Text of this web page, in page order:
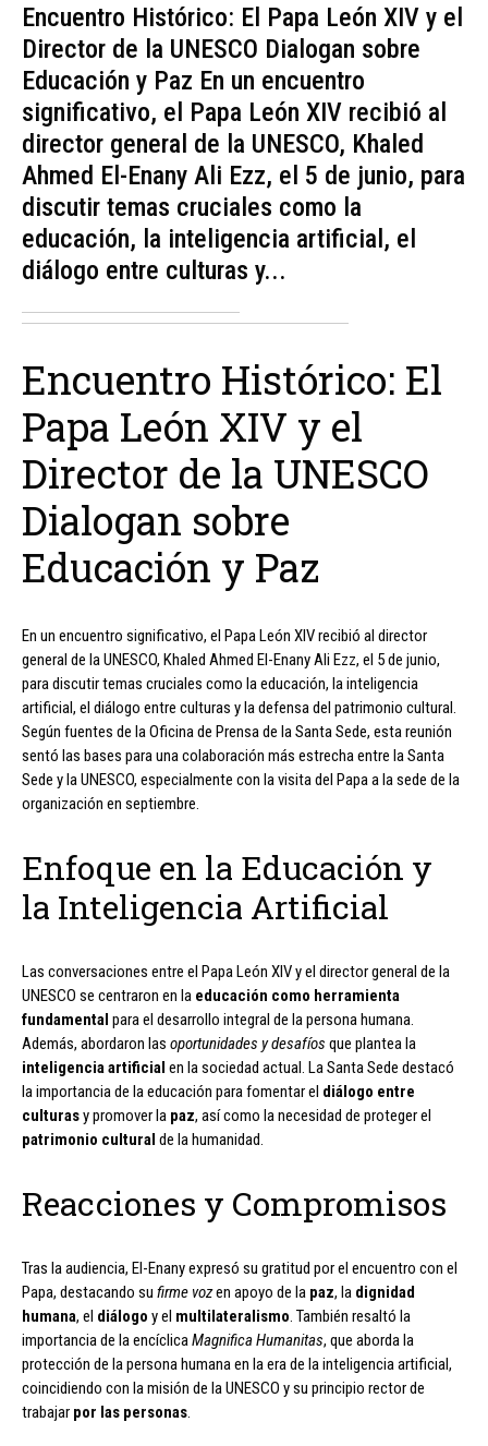
Encuentro Histórico: El Papa León XIV y el
Director de la UNESCO Dialogan sobre
Educación y Paz En un encuentro
significativo, el Papa León XIV recibió al
director general de la UNESCO, Khaled
Ahmed El-Enany Ali Ezz, el 5 de junio, para
discutir temas cruciales como la
educación, la inteligencia artificial, el
diálogo entre culturas y...
Encuentro Histórico: El
Papa León XIV y el
Director de la UNESCO
Dialogan sobre
Educación y Paz
En un encuentro significativo, el Papa León XIV recibió al director
general de la UNESCO, Khaled Ahmed El-Enany Ali Ezz, el 5 de junio,
para discutir temas cruciales como la educación, la inteligencia
artificial, el diálogo entre culturas y la defensa del patrimonio cultural.
Según fuentes de la Oficina de Prensa de la Santa Sede, esta reunión
sentó las bases para una colaboración más estrecha entre la Santa
Sede y la UNESCO, especialmente con la visita del Papa a la sede de la
organización en septiembre.
Enfoque en la Educación y
la Inteligencia Artificial
Las conversaciones entre el Papa León XIV y el director general de la
UNESCO se centraron en la educación como herramienta
fundamental para el desarrollo integral de la persona humana.
Además, abordaron las oportunidades y desafíos que plantea la
inteligencia artificial en la sociedad actual. La Santa Sede destacó
la importancia de la educación para fomentar el diálogo entre
culturasy promover la paz, así como la necesidad de proteger el
patrimonio cultural de la humanidad.
Reacciones y Compromisos
Tras la audiencia, El-Enany expresó su gratitud por el encuentro con el
Papa, destacando su firme vozen apoyo de la paz, la dignidad
humana, el diálogo y el multilateralismo. También resaltó la
importancia de la encíclicaMagnifica Humanitas, que aborda la
protección de la persona humana en la era de la inteligencia artificial,
coincidiendo con la misión de la UNESCO y su principio rector de
trabajar por las personas.